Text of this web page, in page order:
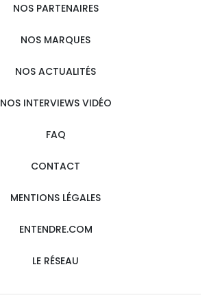
NOS PARTENAIRES
NOS MARQUES
NOS ACTUALITÉS
NOS INTERVIEWS VIDÉO
FAQ
CONTACT
MENTIONS LÉGALES
ENTENDRE.COM
LE RÉSEAU